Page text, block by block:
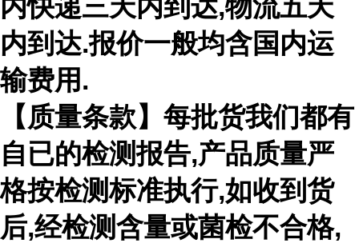
内快递三天内到达,物流五天
内到达.报价一般均含国内运
输费用 .
【质量条款】每批货我们都有
自已的检测报告,产品质量严
格按检测标准执行,如收到货
后,经检测含量或菌检不合格,